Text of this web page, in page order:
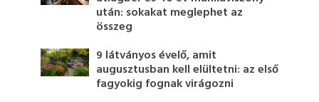
után: sokakat meglephet az
összeg
9 látványos évelő, amit
augusztusban kell elültetni: az első
fagyokig fognak virágozni